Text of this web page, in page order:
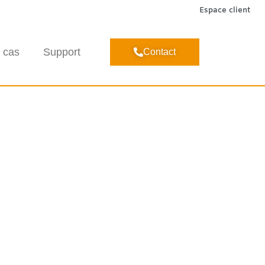
Espace client
cas Support Contact